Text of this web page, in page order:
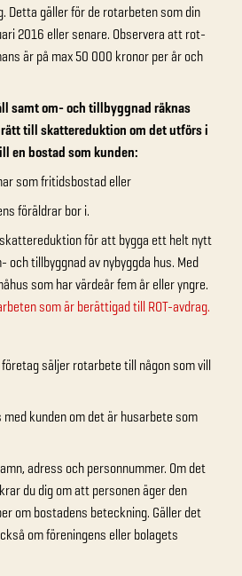
Detta gäller för de rotarbeten som din
2016 eller senare. Observera att rot-
är på max 50 000 kronor per år och
samt om- och tillbyggnad räknas
till skattereduktion om det utförs i
en bostad som kunden:
som fritidsbostad eller
föräldrar bor i.
för att bygga ett helt nytt
och tillbyggnad av nybyggda hus. Med
som har värdeår fem år eller yngre.
som är berättigad till ROT-avdrag.
säljer rotarbete till någon som vill
med kunden om det är husarbete som
adress och personnummer. Om det
du dig om att personen äger den
om bostadens beteckning. Gäller det
om föreningens eller bolagets